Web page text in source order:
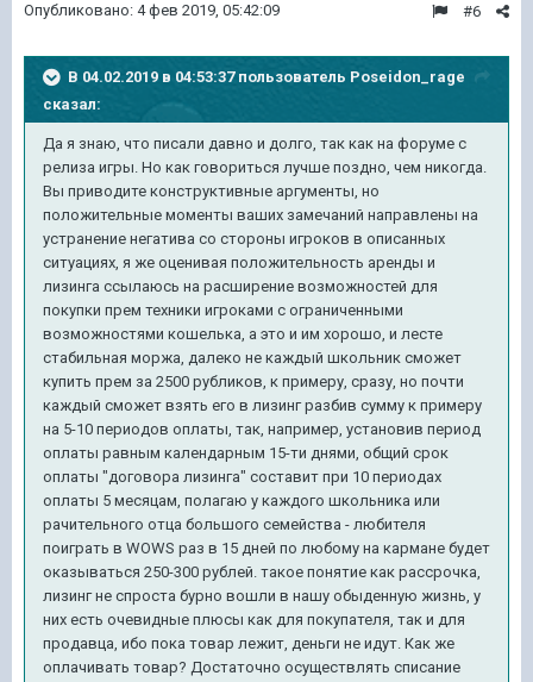
#6
Опубликовано: 4 фев 2019, 05:42:09
В 04.02.2019 в 04:53:37 пользователь Poseidon_rage
сказал:
Да я знаю, что писали давно и долго, так как на форуме с
релиза игры. Но как говориться лучше поздно, чем никогда.
Вы приводите конструктивные аргументы, но
положительные моменты ваших замечаний направлены на
устранение негатива со стороны игроков в описанных
ситуациях, я же оценивая положительность аренды и
лизинга ссылаюсь на расширение возможностей для
покупки прем техники игроками с ограниченными
возможностями кошелька, а это и им хорошо, и лесте
стабильная моржа, далеко не каждый школьник сможет
купить прем за 2500 рубликов, к примеру, сразу, но почти
каждый сможет взять его в лизинг разбив сумму к примеру
на 5-10 периодов оплаты, так, например, установив период
оплаты равным календарным 15-ти днями, общий срок
оплаты "договора лизинга" составит при 10 периодах
оплаты 5 месяцам, полагаю у каждого школьника или
рачительного отца большого семейства - любителя
поиграть в WOWS раз в 15 дней по любому на кармане будет
оказываться 250-300 рублей. такое понятие как рассрочка,
лизинг не спроста бурно вошли в нашу обыденную жизнь, у
них есть очевидные плюсы как для покупателя, так и для
продавца, ибо пока товар лежит, деньги не идут. Как же
оплачивать товар? Достаточно осуществлять списание